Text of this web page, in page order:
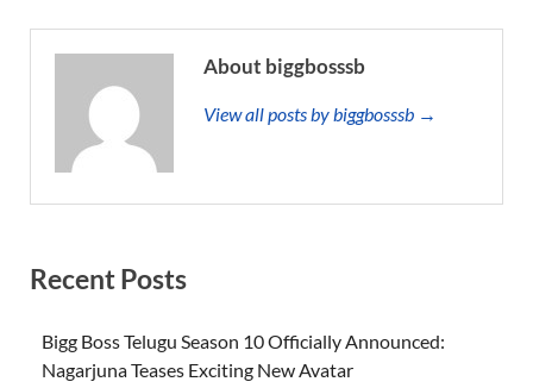
About biggbosssb
View all posts by biggbosssb →
Recent Posts
Bigg Boss Telugu Season 10 Officially Announced:
Nagarjuna Teases Exciting New Avatar